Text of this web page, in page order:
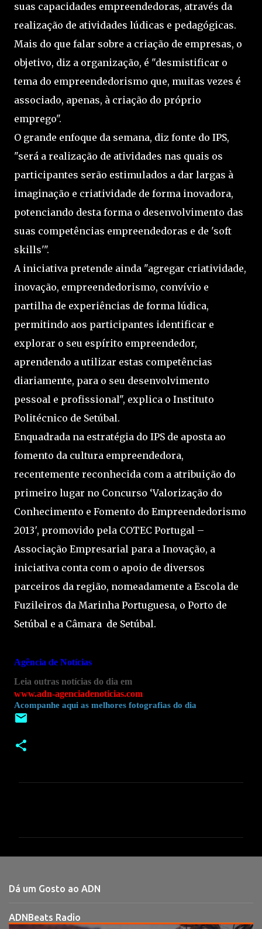
suas capacidades empreendedoras, através da
realização de atividades lúdicas e pedagógicas.
Mais do que falar sobre a criação de empresas, o
objetivo, diz a organização, é "desmistificar o
tema do empreendedorismo que, muitas vezes é
associado, apenas, à criação do próprio
emprego".
O grande enfoque da semana, diz fonte do IPS,
"será a realização de atividades nas quais os
participantes serão estimulados a dar largas à
imaginação e criatividade de forma inovadora,
potenciando desta forma o desenvolvimento das
suas competências empreendedoras e de 'soft
skills'".
A iniciativa pretende ainda "agregar criatividade,
inovação, empreendedorismo, convívio e
partilha de experiências de forma lúdica,
permitindo aos participantes identificar e
explorar o seu espírito empreendedor,
aprendendo a utilizar estas competências
diariamente, para o seu desenvolvimento
pessoal e profissional", explica o Instituto
Politécnico de Setúbal.
Enquadrada na estratégia do IPS de aposta ao
fomento da cultura empreendedora,
recentemente reconhecida com a atribuição do
primeiro lugar no Concurso ‘Valorização do
Conhecimento e Fomento do Empreendedorismo
2013′, promovido pela COTEC Portugal –
Associação Empresarial para a Inovação, a
iniciativa conta com o apoio de diversos
parceiros da região, nomeadamente a Escola de
Fuzileiros da Marinha Portuguesa, o Porto de
Setúbal e a Câmara de Setúbal.
Agência de Notícias
Leia outras notícias do dia em
www.adn-agenciadenoticias.com
Acompanhe aqui as melhores fotografias do dia
t
r
Dá um Gosto ao ADN
ADNBeats Radio